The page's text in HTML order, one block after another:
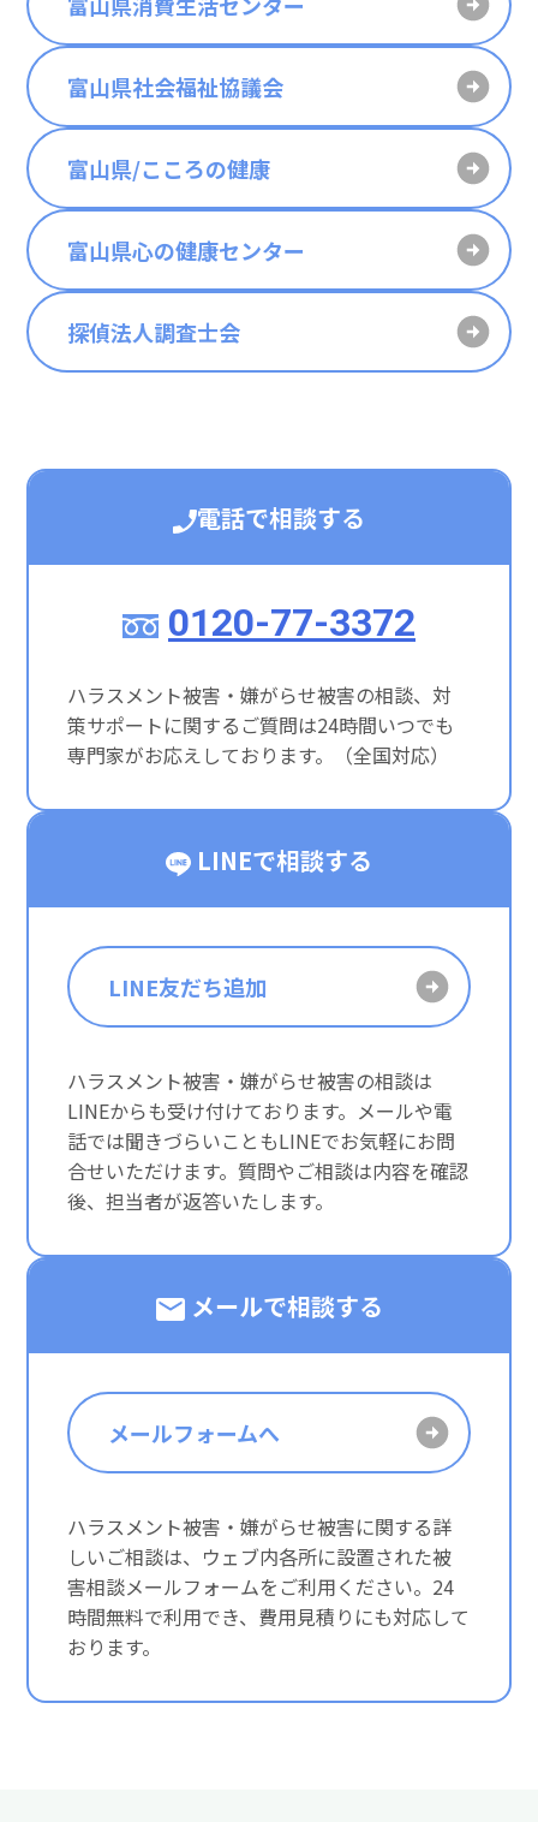
富山県社会福祉協議会
富山県/こころの健康
富山県心の健康センター
探偵法人調査士会
電話で相談する
0120-77-3372
ハラスメント被害・嫌がらせ被害の相談、対
策サポートに関するご質問は24時間いつでも
専門家がお応えしております。（全国対応）
LINEで相談する
LINE友だち追加
ハラスメント被害・嫌がらせ被害の相談は
LINEからも受け付けております。メールや電
話では聞きづらいこともLINEでお気軽にお問
合せいただけます。質問やご相談は内容を確認
後、担当者が返答いたします。
メールで相談する
メールフォームへ
ハラスメント被害・嫌がらせ被害に関する詳
しいご相談は、ウェブ内各所に設置された被
害相談メールフォームをご利用ください。24
時間無料で利用でき、費用見積りにも対応して
おります。